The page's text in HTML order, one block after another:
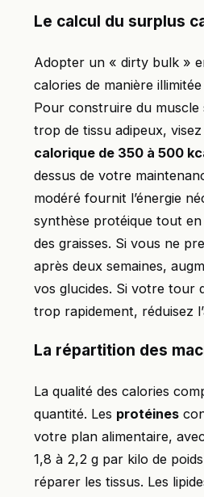
Le calcul du surplus
Adopter un « dirty bulk »
calories de manière
Pour construire du muscle
trop de tissu adipeux,
calorique de 350 à 500
dessus de votre
modéré fournit l’énergie
synthèse protéique tout
des graisses. Si vous ne
après deux semaines,
vos glucides. Si votre tour
trop rapidement, réduisez
La répartition des
La qualité des calories
quantité. Les protéines
votre plan alimentaire,
1,8 à 2,2 g par kilo de
réparer les tissus. Les